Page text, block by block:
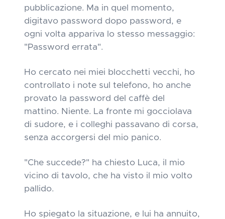
pubblicazione. Ma in quel momento,
digitavo password dopo password, e
ogni volta appariva lo stesso messaggio:
"Password errata".
Ho cercato nei miei blocchetti vecchi, ho
controllato i note sul telefono, ho anche
provato la password del caffè del
mattino. Niente. La fronte mi gocciolava
di sudore, e i colleghi passavano di corsa,
senza accorgersi del mio panico.
"Che succede?" ha chiesto Luca, il mio
vicino di tavolo, che ha visto il mio volto
pallido.
Ho spiegato la situazione, e lui ha annuito,